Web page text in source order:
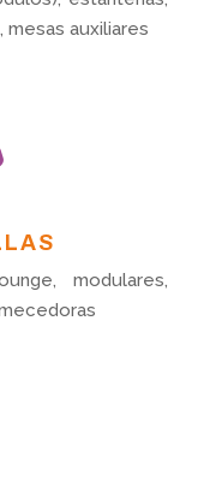
auxiliares
modulares,